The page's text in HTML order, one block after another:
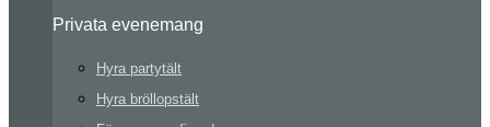
Privata evenemang
Hyra partytält
Hyra bröllopstält